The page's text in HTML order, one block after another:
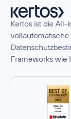
Kertos ist die
Frameworks wie